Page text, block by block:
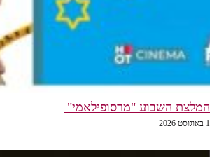
המלצת השבוע "מרסופילאמי"
1 באוגוסט 2026